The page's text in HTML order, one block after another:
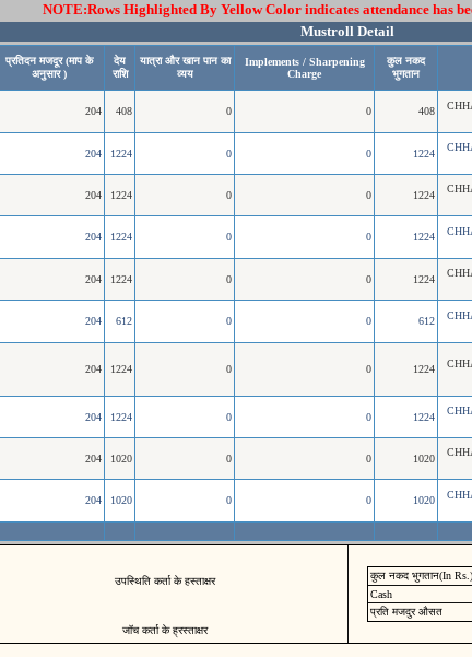
NOTE:Rows Highlighted By Yellow Color indicates attendance has
Mustroll Detail
प्रतिदन मजदूर (माप के
अनुसार )
देय
राशि
यात्रा और खान पान का
व्यय
Implements / Sharpening
Charge
कुल नकद
भुगतान
204 408 0 0 408
204 1224 0 0 1224
204 1224 0 0 1224
204 1224 0 0 1224
204 1224 0 0 1224
204 612 0 0 612
204 1224 0 0 1224
204 1224 0 0 1224
204 1020 0 0 1020
204 1020 0 0 1020
उपस्थिति कर्ता के हस्ताक्षर
जॉच कर्ता के ह्रस्ताक्षर
कुल नकद भुगतान(In Rs.)
Cash
प्रति मजदुर औसत